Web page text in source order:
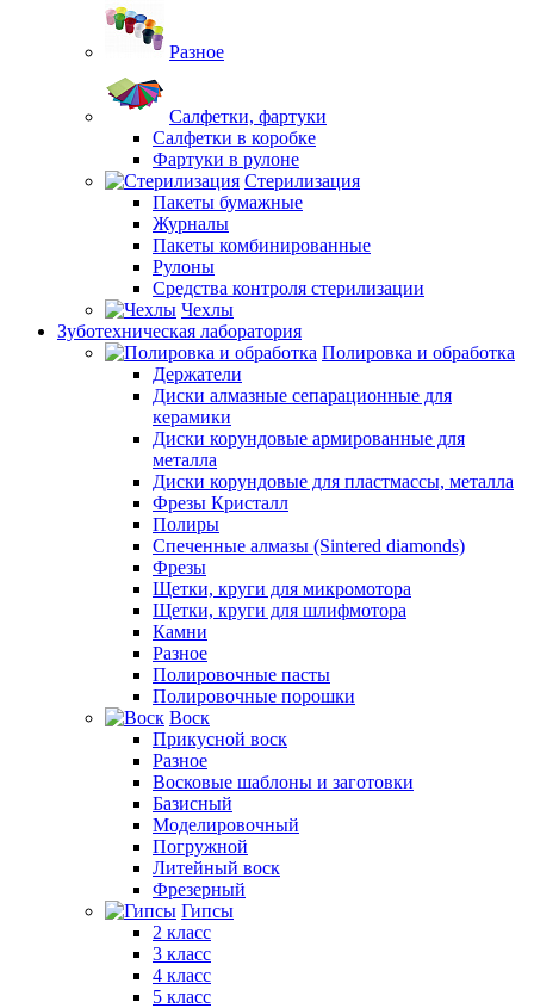
Разное
Салфетки, фартуки
Салфетки в коробке
Фартуки в рулоне
Стерилизация
Пакеты бумажные
Журналы
Пакеты комбинированные
Рулоны
Средства контроля стерилизации
Чехлы
Зуботехническая лаборатория
Полировка и обработка
Держатели
Диски алмазные сепарационные для
керамики
Диски корундовые армированные для
металла
Диски корундовые для пластмассы, металла
Фрезы Кристалл
Полиры
Спеченные алмазы (Sintered diamonds)
Фрезы
Щетки, круги для микромотора
Щетки, круги для шлифмотора
Камни
Разное
Полировочные пасты
Полировочные порошки
Воск
Прикусной воск
Разное
Восковые шаблоны и заготовки
Базисный
Моделировочный
Погружной
Литейный воск
Фрезерный
Гипсы
2 класс
3 класс
4 класс
5 класс